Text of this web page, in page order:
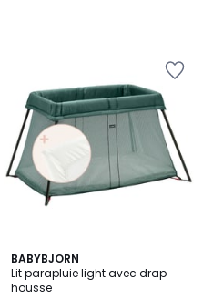
BABYBJORN
Lit parapluie light avec drap
housse
4,6
/ 5